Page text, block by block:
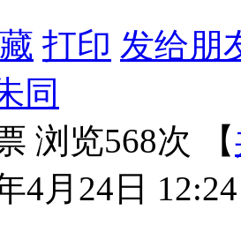
打印 发给朋
同
浏览568次 【
4月24日 12:24